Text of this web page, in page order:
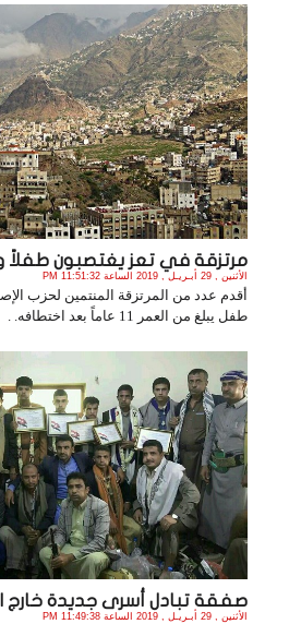
مرتزقة في تعز يغتصبون طفلاً
الأثنين , 29 أبـريـل , 2019 الساعة 11:51:32 PM
أقدم عدد من المرتزقة المنتمين لحزب
طفل يبلغ من العمر 11 عاماً بعد اختطافه. .
صفقة تبادل أسرى جديدة خارج
الأثنين , 29 أبـريـل , 2019 الساعة 11:49:38 PM